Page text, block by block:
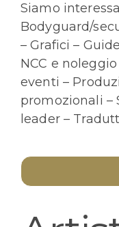
Siamo
Bodyguard/
– Grafici –
NCC e
eventi –
promozionali –
leader –